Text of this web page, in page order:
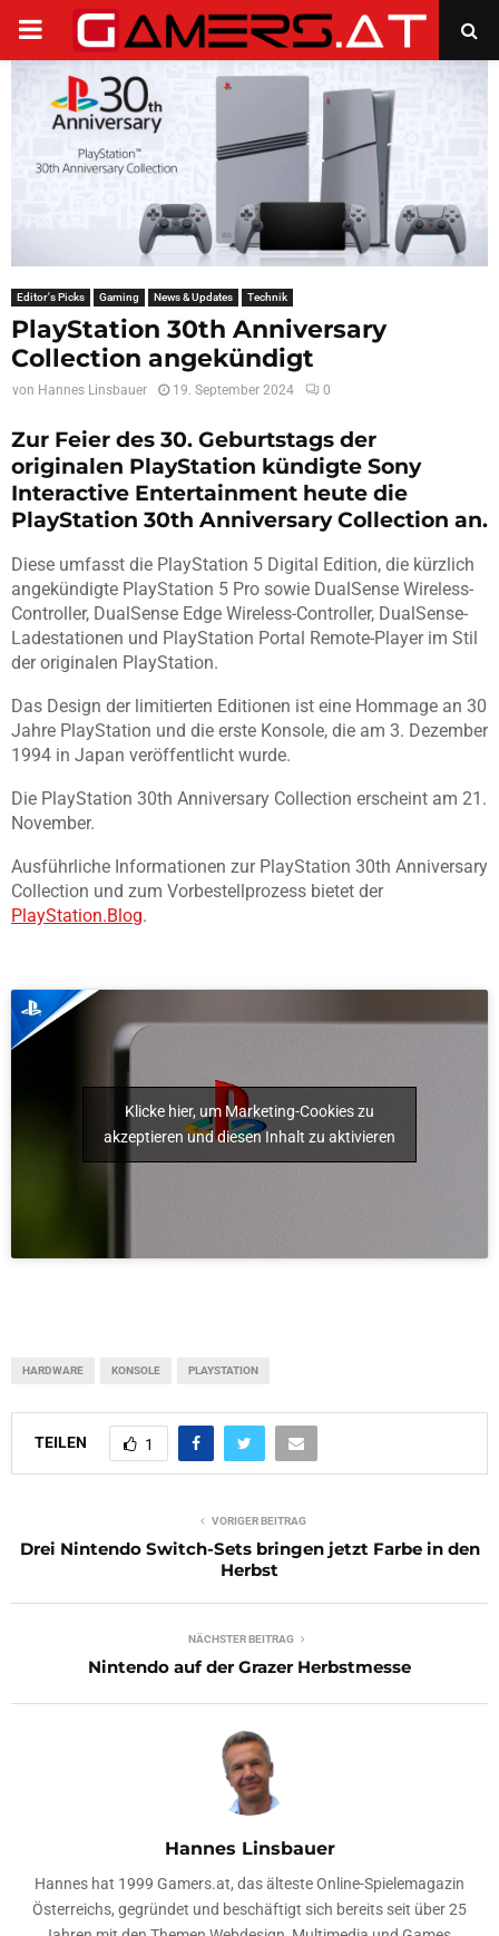
PRIMARY
MENU
Editor's Picks Gaming News & Updates Technik
PlayStation 30th Anniversary
Collection angekündigt
von Hannes Linsbauer 19. September 2024 0
Zur Feier des 30. Geburtstags der
originalen PlayStation kündigte Sony
Interactive Entertainment heute die
PlayStation 30th Anniversary Collection an.
Diese umfasst die PlayStation 5 Digital Edition, die kürzlich
angekündigte PlayStation 5 Pro sowie DualSense Wireless-
Controller, DualSense Edge Wireless-Controller, DualSense-
Ladestationen und PlayStation Portal Remote-Player im Stil
der originalen PlayStation.
Das Design der limitierten Editionen ist eine Hommage an 30
Jahre PlayStation und die erste Konsole, die am 3. Dezember
1994 in Japan veröffentlicht wurde.
Die PlayStation 30th Anniversary Collection erscheint am 21.
November.
Ausführliche Informationen zur PlayStation 30th Anniversary
Collection und zum Vorbestellprozess bietet der
PlayStation.Blog.
Klicke hier, um Marketing-Cookies zu
akzeptieren und diesen Inhalt zu aktivieren
HARDWARE KONSOLE PLAYSTATION
TEILEN 1
VORIGER BEITRAG
Drei Nintendo Switch-Sets bringen jetzt Farbe in den
Herbst
NÄCHSTER BEITRAG
Nintendo auf der Grazer Herbstmesse
Hannes Linsbauer
Hannes hat 1999 Gamers.at, das älteste Online-Spielemagazin
Österreichs, gegründet und beschäftigt sich bereits seit über 25